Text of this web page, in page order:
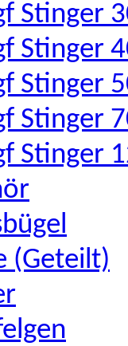
Stinger
Stinger
Stinger
Stinger
Stinger
(Geteilt)